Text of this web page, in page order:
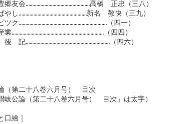
郷友会…………………………………………高橋　正忠（三八）
やし……………………………………………新名　教快（三九）
ツク…………………………………………………………（四一）
業……………………………………………………………（四四）
後　記………………………………………………………（四六）
（第二十八卷六月号）　目次
岐公論（第二十八卷六月号）　目次」は太字）
口繪｜